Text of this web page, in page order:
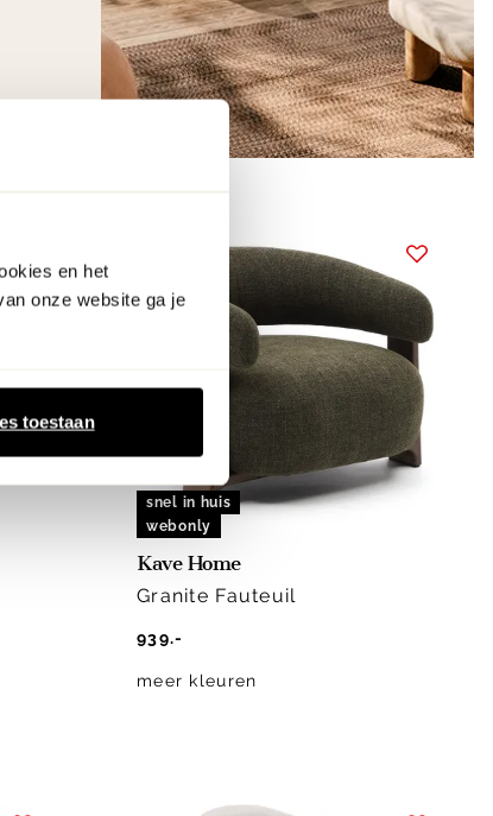
en het
onze website ga je
toestaan
snel in huis
webonly
Kave Home
Granite Fauteuil
939.-
meer kleuren